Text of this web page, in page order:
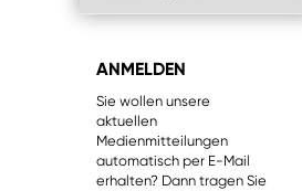
ANMELDEN
Sie wollen unsere
aktuellen
Medienmitteilungen
automatisch per E-Mail
erhalten? Dann tragen Sie